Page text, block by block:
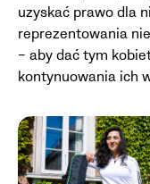
uzyskać prawo dla
reprezentowania
– aby dać tym
kontynuowania ich